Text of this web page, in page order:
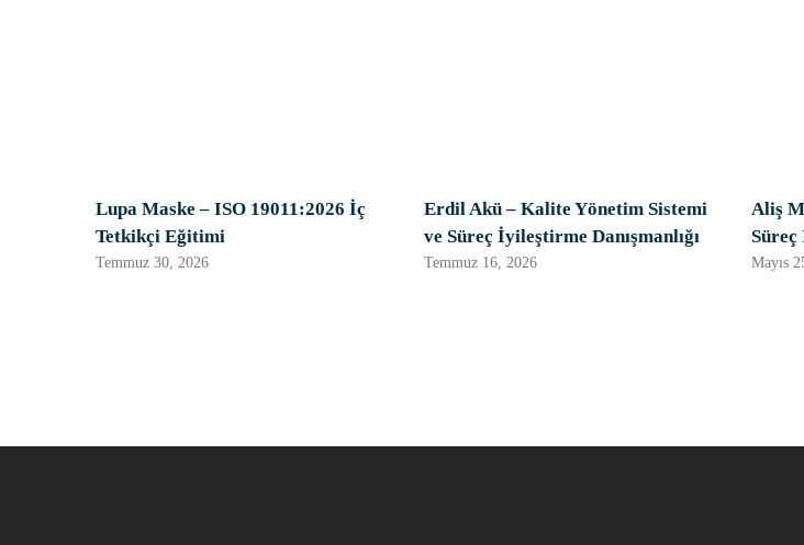
Lupa Maske – ISO 19011:2026 İç
Tetkikçi Eğitimi
Temmuz 30, 2026
Erdil Akü – Kalite Yönetim Sistemi
ve Süreç İyileştirme Danışmanlığı
Temmuz 16, 2026
Aliş
Süreç
Mayıs